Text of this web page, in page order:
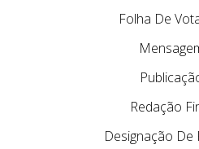
Folha De
Redação
Designação De